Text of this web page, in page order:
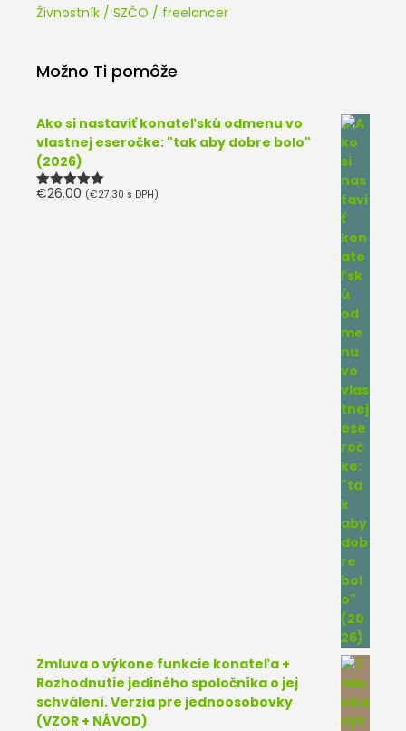
Živnostník / SZČO / freelancer
Možno Ti pomôže
Ako si nastaviť konateľskú odmenu vo
vlastnej eseročke: "tak aby dobre bolo"
(2026)
Hodnotenie
€26.00 (€27.30 s DPH)
Zmluva o výkone funkcie konateľa +
Rozhodnutie jediného spoločníka o jej
schválení. Verzia pre jednoosobovky
(VZOR + NÁVOD)